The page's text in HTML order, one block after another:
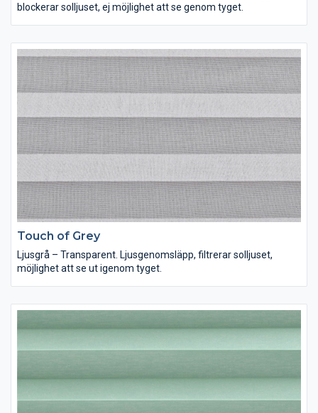
blockerar solljuset, ej möjlighet att se genom tyget.
Touch of Grey
Ljusgrå – Transparent. Ljusgenomsläpp, filtrerar solljuset,
möjlighet att se ut igenom tyget.